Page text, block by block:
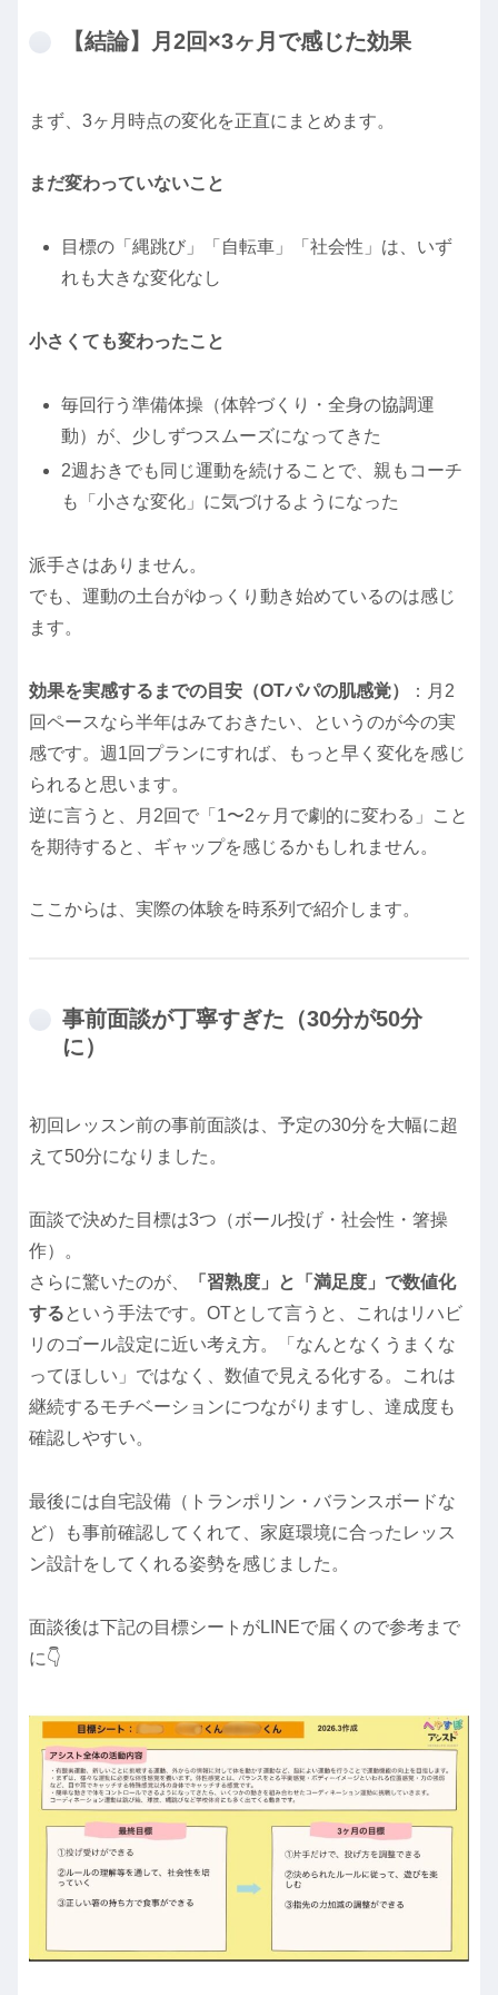
【結論】月2回×3ヶ月で感じた効果
まず、3ヶ月時点の変化を正直にまとめます。
まだ変わっていないこと
目標の「縄跳び」「自転車」「社会性」は、いず
れも大きな変化なし
小さくても変わったこと
毎回行う準備体操（体幹づくり・全身の協調運
動）が、少しずつスムーズになってきた
2週おきでも同じ運動を続けることで、親もコーチ
も「小さな変化」に気づけるようになった
派手さはありません。
でも、運動の土台がゆっくり動き始めているのは感じ
ます。
効果を実感するまでの目安（OTパパの肌感覚）
：月2
回ペースなら半年はみておきたい、というのが今の実
感です。週1回プランにすれば、もっと早く変化を感じ
られると思います。
逆に言うと、月2回で「1〜2ヶ月で劇的に変わる」こと
を期待すると、ギャップを感じるかもしれません。
ここからは、実際の体験を時系列で紹介します。
事前面談が丁寧すぎた（30分が50分
に）
初回レッスン前の事前面談は、予定の30分を大幅に超
えて50分になりました。
面談で決めた目標は3つ（ボール投げ・社会性・箸操
作）。
さらに驚いたのが、
「習熟度」と「満足度」で数値化
するという手法です。OTとして言うと、これはリハビ
リのゴール設定に近い考え方。「なんとなくうまくな
ってほしい」ではなく、数値で見える化する。これは
継続するモチベーションにつながりますし、達成度も
確認しやすい。
最後には自宅設備（トランポリン・バランスボードな
ど）も事前確認してくれて、家庭環境に合ったレッス
ン設計をしてくれる姿勢を感じました。
面談後は下記の目標シートがLINEで届くので参考まで
に👇️